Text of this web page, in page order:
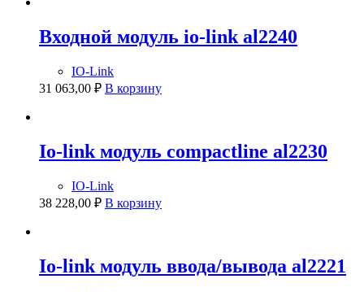
Входной модуль io-link al2240
IO-Link
31 063,00 ₽ В корзину
Io-link модуль compactline al2230
IO-Link
38 228,00 ₽ В корзину
Io-link модуль ввода/вывода al2221